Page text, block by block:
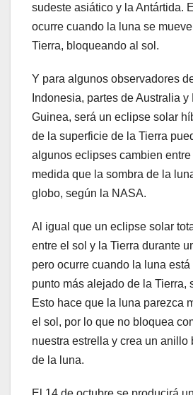
sudeste asiático y la Antártida.
ocurre cuando la luna se
Tierra, bloqueando al sol.
Y para algunos observadores
Indonesia, partes de Australia
Guinea, será un eclipse solar
de la superficie de la Tierra
algunos eclipses cambien
medida que la sombra de la
globo, según la NASA.
Al igual que un eclipse solar
entre el sol y la Tierra durante
pero ocurre cuando la luna
punto más alejado de la Tierra,
Esto hace que la luna parezca
el sol, por lo que no bloquea
nuestra estrella y crea un anillo
de la luna.